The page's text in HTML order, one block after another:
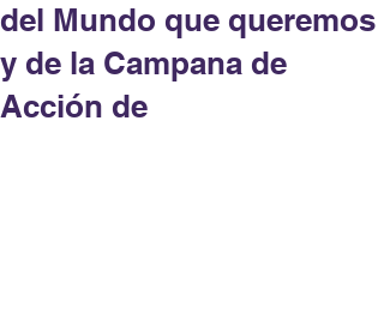
del Mundo que queremos
y de la Campana de
Acción de